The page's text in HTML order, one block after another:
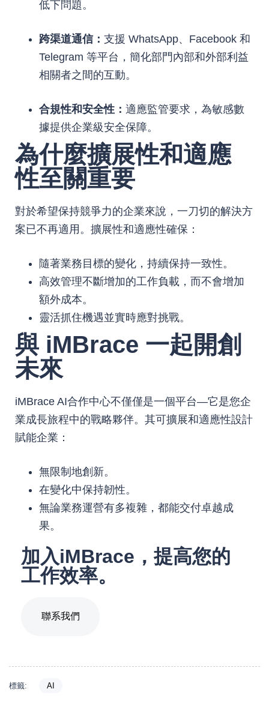
低下問題。
跨渠道通信： 支援 WhatsApp、Facebook 和
Telegram 等平台，簡化部門內部和外部利益
相關者之間的互動。
合規性和安全性： 適應監管要求，為敏感數
據提供企業級安全保障。
為什麼擴展性和適應
性至關重要
對於希望保持競爭力的企業來說，一刀切的解決方
案已不再適用。擴展性和適應性確保：
隨著業務目標的變化，持續保持一致性。
高效管理不斷增加的工作負載，而不會增加
額外成本。
靈活抓住機遇並實時應對挑戰。
與 iMBrace 一起開創
未來
iMBrace AI合作中心不僅僅是一個平台—它是您企
業成長旅程中的戰略夥伴。其可擴展和適應性設計
賦能企業：
無限制地創新。
在變化中保持韌性。
無論業務運營有多複雜，都能交付卓越成
果。
加入iMBrace，提高您的
工作效率。
聯系我們
標籤: AI